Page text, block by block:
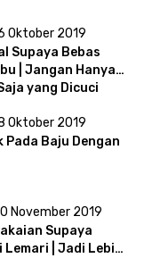
Oktober 2019
Supaya Bebas
| Jangan Hanya
yang Dicuci
Oktober 2019
Pada Baju Dengan
November 2019
Supaya
Lemari | Jadi Lebih